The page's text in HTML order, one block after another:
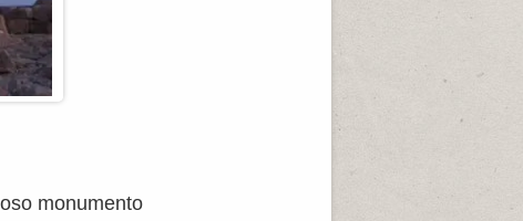
monumento